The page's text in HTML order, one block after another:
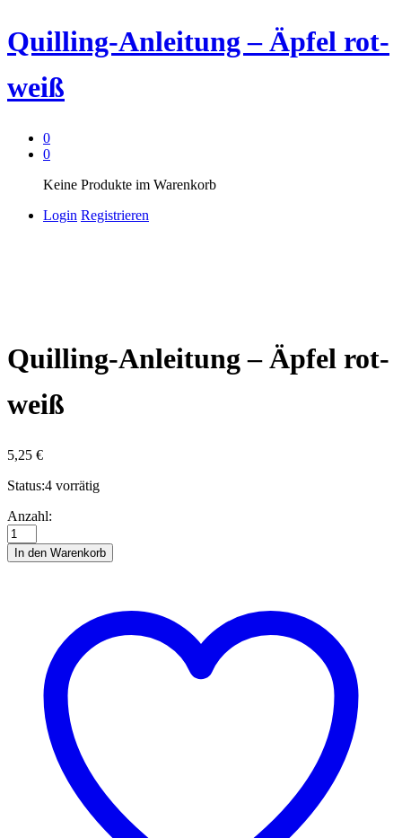
Quilling-Anleitung – Äpfel rot-
weiß
0
0
Keine Produkte im Warenkorb
Login Registrieren
Quilling-Anleitung – Äpfel rot-
weiß
5,25 €
Status:4 vorrätig
Quilling-
Anleitung
-
Äpfel
Anzahl:
In den Warenkorb